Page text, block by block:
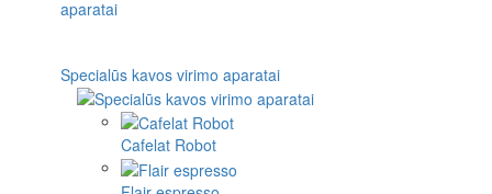
Specialūs kavos virimo aparatai
Cafelat Robot